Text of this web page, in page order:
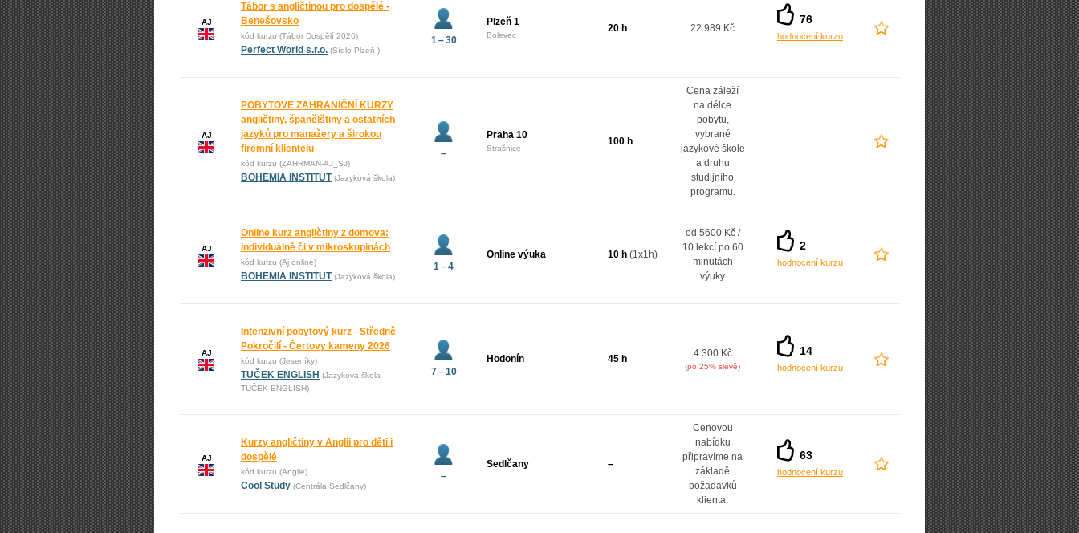
AJ
Tábor s angličtinou pro dospělé -
Benešovsko
kód kurzu (Tábor Dospělí 2026)
Perfect World s.r.o. (Sídlo Plzeň )
1 – 30
Plzeň 1
Bolevec
20 h 22 989 Kč
76
hodnocení kurzu
AJ
POBYTOVÉ ZAHRANIČNÍ KURZY
angličtiny, španělštiny a ostatních
jazyků pro manažery a širokou
firemní klientelu
kód kurzu (ZAHRMAN-AJ_SJ)
BOHEMIA INSTITUT (Jazyková škola)
–
Praha 10
Strašnice
100 h
Cena záleží
na délce
pobytu,
vybrané
jazykové škole
a druhu
studijního
programu.
AJ
Online kurz angličtiny z domova:
individuálně či v mikroskupinách
kód kurzu (Aj online)
BOHEMIA INSTITUT (Jazyková škola)
1 – 4
Online výuka 10 h (1x1h)
od 5600 Kč /
10 lekcí po 60
minutách
výuky
2
hodnocení kurzu
AJ
Intenzivní pobytový kurz - Středně
Pokročilí - Čertovy kameny 2026
kód kurzu (Jeseníky)
TUČEK ENGLISH (Jazyková škola
TUČEK ENGLISH)
7 – 10
Hodonín 45 h 4 300 Kč
(po 25% slevě)
14
hodnocení kurzu
AJ
Kurzy angličtiny v Anglii pro děti i
dospělé
kód kurzu (Anglie)
Cool Study (Centrála Sedlčany)
–
Sedlčany –
Cenovou
nabídku
připravíme na
základě
požadavků
klienta.
63
hodnocení kurzu